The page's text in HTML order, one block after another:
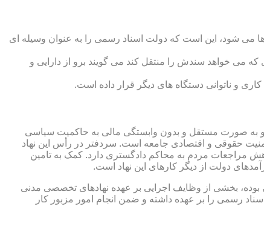
می شود، این است که دولت اسناد رسمی را به عنوان وسیله ای
می خواهد سندش را منتقل کند می گویند برو از دارایی و
و ناتوانی دستگاه های دیگر قرار داده است.
و به صورت مستقل و بدون وابستگی مالی به حاکمیت سیاسی
حقوقی و اقتصادی جامعه است. سردفتر در رأس این نهاد
مراجعات مردم به محاکم دادگستری دارد. کمک به تامین
دولت از دیگر کارهای این نهاد است.
بوده، بخشی از وظایف اجرایی بر عهده نهادهای تخصصی مدنی
رسمی را بر عهده داشته و ضمن انجام امور مزبور کار